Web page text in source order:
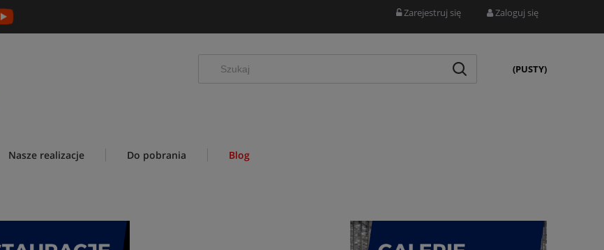
Zarejestruj się Zaloguj się
(PUSTY)
Nasze realizacje Do pobrania Blog